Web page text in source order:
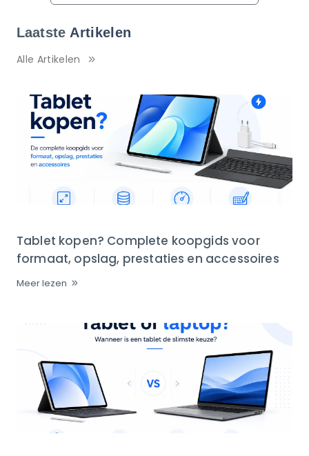
Laatste Artikelen
Alle Artikelen
Tablet kopen? Complete koopgids voor
formaat, opslag, prestaties en accessoires
Meer lezen